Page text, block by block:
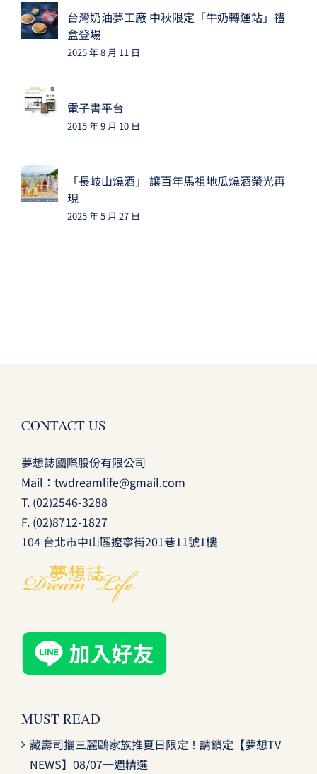
台灣奶油夢工廠 中秋限定「牛奶轉運站」禮
盒登場
2025 年 8 月 11 日
電子書平台
2015 年 9 月 10 日
「長岐山燒酒」 讓百年馬祖地瓜燒酒榮光再
現
2025 年 5 月 27 日
CONTACT US
夢想誌國際股份有限公司
Mail： twdreamlife@gmail.com
T. (02)2546-3288
F. (02)8712-1827
104 台北市中山區遼寧街201巷11號1樓
MUST READ
藏壽司攜三麗鷗家族推夏日限定！請鎖定【夢想TV
NEWS】08/07一週精選